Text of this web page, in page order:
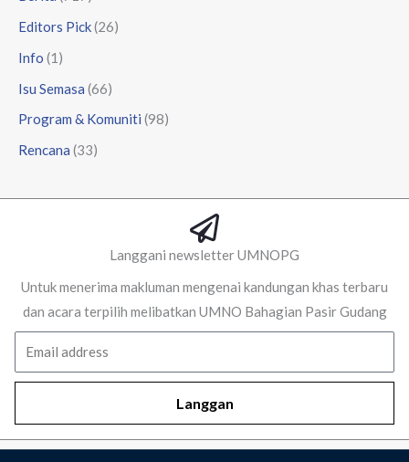
Editors Pick(26)
Info (1)
Isu Semasa (66)
Program & Komuniti (98)
Rencana (33)
Langgani newsletter UMNOPG
Untuk menerima makluman mengenai kandungan khas terbaru
dan acara terpilih melibatkan UMNO Bahagian Pasir Gudang
Langgan